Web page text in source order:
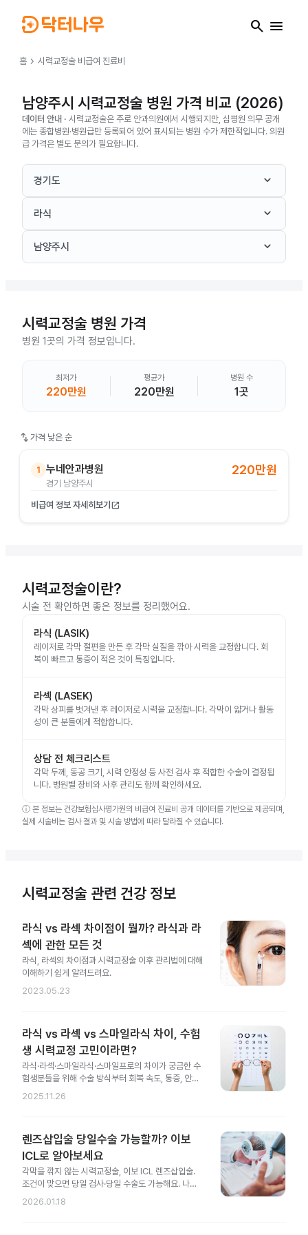
search menu
홈 chevron_right 시력교정술 비급여 진료비
남양주시 시력교정술 병원 가격 비교 (2026)
데이터 안내 · 시력교정술은 주로 안과의원에서 시행되지만, 심평원 의무 공개
에는 종합병원·병원급만 등록되어 있어 표시되는 병원 수가 제한적입니다. 의원
급 가격은 별도 문의가 필요합니다.
경기도 keyboard_arrow_down
라식 keyboard_arrow_down
남양주시 keyboard_arrow_down
시력교정술 병원 가격
병원 1곳의 가격 정보입니다.
최저가
220만원
평균가
220만원
병원 수
1곳
swap_vert 가격 낮은 순
1 누네안과병원
경기 남양주시
220만원
비급여 정보 자세히보기 open_in_new
시력교정술이란?
시술 전 확인하면 좋은 정보를 정리했어요.
라식 (LASIK)
레이저로 각막 절편을 만든 후 각막 실질을 깎아 시력을 교정합니다. 회
복이 빠르고 통증이 적은 것이 특징입니다.
라섹 (LASEK)
각막 상피를 벗겨낸 후 레이저로 시력을 교정합니다. 각막이 얇거나 활동
성이 큰 분들에게 적합합니다.
상담 전 체크리스트
각막 두께, 동공 크기, 시력 안정성 등 사전 검사 후 적합한 수술이 결정됩
니다. 병원별 장비와 사후 관리도 함께 확인하세요.
ⓘ 본 정보는 건강보험심사평가원의 비급여 진료비 공개 데이터를 기반으로 제공되며,
실제 시술비는 검사 결과 및 시술 방법에 따라 달라질 수 있습니다.
시력교정술 관련 건강 정보
라식 vs 라섹 차이점이 뭘까? 라식과 라
섹에 관한 모든 것
라식, 라섹의 차이점과 시력교정술 이후 관리법에 대해
이해하기 쉽게 알려드려요.
2023.05.23
라식 vs 라섹 vs 스마일라식 차이, 수험
생 시력교정 고민이라면?
라식·라섹·스마일라식·스마일프로의 차이가 궁금한 수
험생분들을 위해 수술 방식부터 회복 속도, 통증, 안전
성 차이까지 한 번에 정리했어요.
2025.11.26
렌즈삽입술 당일수술 가능할까? 이보
ICL로 알아보세요
각막을 깎지 않는 시력교정술, 이보 ICL 렌즈삽입술.
조건이 맞으면 당일 검사·당일 수술도 가능해요. 나에
게도 가능한지 지금 확인해 보세요.
2026.01.18